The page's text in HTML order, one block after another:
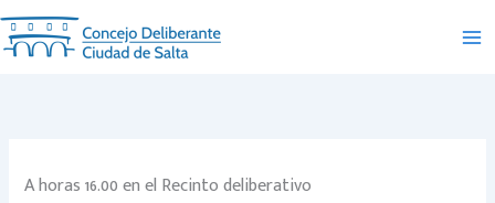
Ir
al
contenido
A horas 16.00 en el Recinto deliberativo